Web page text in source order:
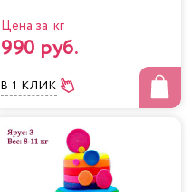
Цена за кг
990 руб.
В 1 КЛИК